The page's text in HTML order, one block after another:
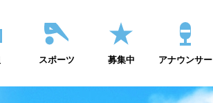
スポーツ 募集中 アナウンサー